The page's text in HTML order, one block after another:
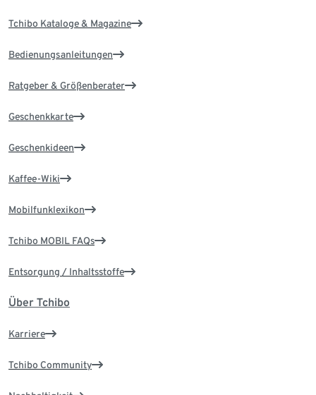
Tchibo Kataloge & Magazine
Bedienungsanleitungen
Ratgeber & Größenberater
Geschenkkarte
Geschenkideen
Kaffee-Wiki
Mobilfunklexikon
Tchibo MOBIL FAQs
Entsorgung / Inhaltsstoffe
Über Tchibo
Karriere
Tchibo Community